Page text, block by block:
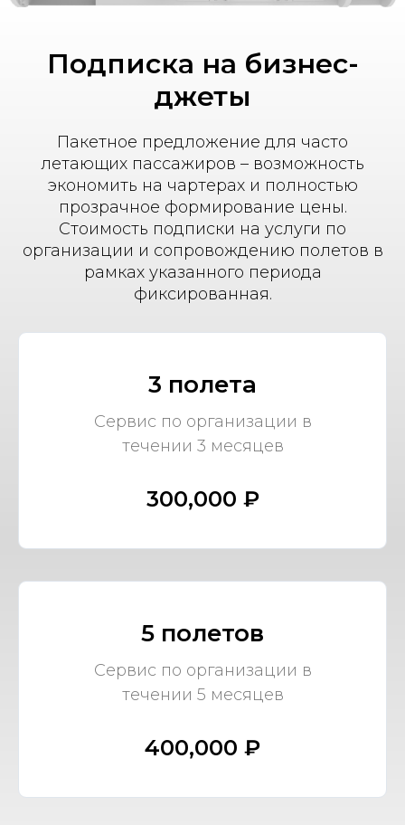
Подписка на бизнес-
джеты
Пакетное предложение для часто
летающих пассажиров – возможность
экономить на чартерах и полностью
прозрачное формирование цены.
Стоимость подписки на услуги по
организации и сопровождению полетов в
рамках указанного периода
фиксированная.
3 полета
Сервис по организации в
течении 3 месяцев
300,000 ₽
5 полетов
Сервис по организации в
течении 5 месяцев
400,000 ₽